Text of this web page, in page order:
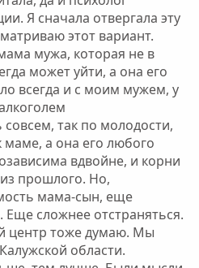
Я сначала отвергала эту
этот вариант.
мужа, которая не в
может уйти, а она его
всегда и с моим мужем, у
так по молодости,
маме, а она его любого
вдвойне, и корни
прошлого. Но,
мама-сын, еще
сложнее отстраняться.
центр тоже думаю. Мы
области.